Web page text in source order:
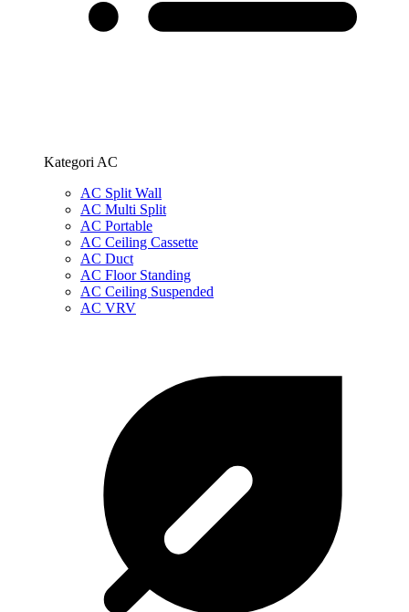
Kategori AC
AC Split Wall
AC Multi Split
AC Portable
AC Ceiling Cassette
AC Duct
AC Floor Standing
AC Ceiling Suspended
AC VRV